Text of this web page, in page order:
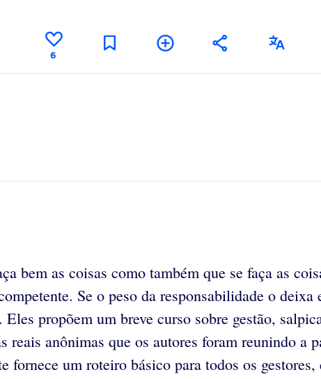
6
bem as coisas como também que se faça as
Se o peso da responsabilidade o
propõem um breve curso sobre gestão,
reais anônimas que os autores foram reunindo a
fornece um roteiro básico para todos os